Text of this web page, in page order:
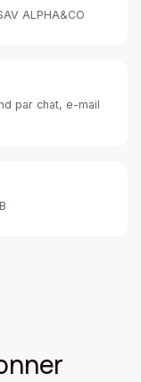
ALPHA&CO
par chat, e-mail